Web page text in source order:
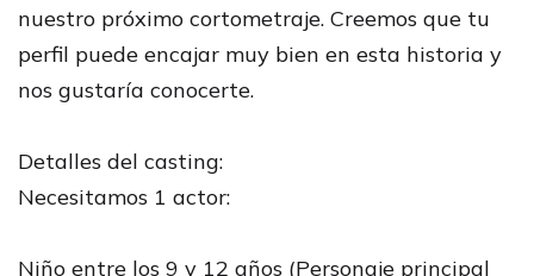
nuestro próximo cortometraje. Creemos que tu
perfil puede encajar muy bien en esta historia y
nos gustaría conocerte.
Detalles del casting:
Necesitamos 1 actor:
Niño entre los 9 y 12 años (Personaje principal